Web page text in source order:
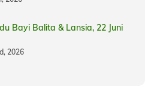
Bayi Balita & Lansia, 22 Juni
2026